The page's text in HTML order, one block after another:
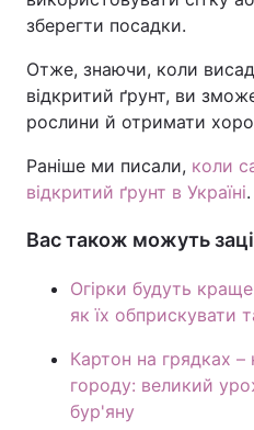
зберегти посадки.
Отже, знаючи, коли
відкритий ґрунт, ви
рослини й отримати
Раніше ми писали, коли
відкритий ґрунт в Україні.
Вас також можуть
Огірки будуть
як їх обприскувати
Картон на грядках –
городу: великий
бур'яну